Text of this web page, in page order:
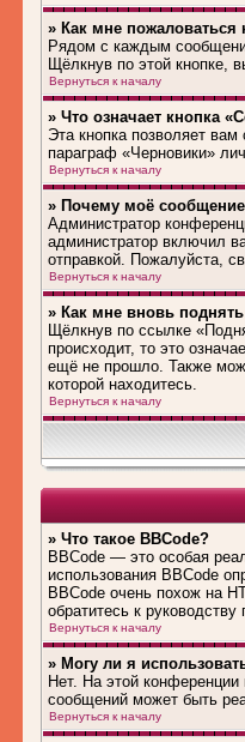
» Как мне
Рядом с каждым
Щёлкнув по этой кнопке,
Вернуться к началу
» Что означает кнопка
Эта кнопка позволяет
параграф «Черновики»
Вернуться к началу
» Почему моё
Администратор
администратор включил
отправкой. Пожалуйста,
Вернуться к началу
» Как мне вновь
Щёлкнув по ссылке
происходит, то это
ещё не прошло. Также
которой находитесь.
Вернуться к началу
» Что такое BBCode?
BBCode — это особая
использования BBCode
BBCode очень похож на
обратитесь к
Вернуться к началу
» Могу ли я
Нет. На этой
сообщений может быть
Вернуться к началу